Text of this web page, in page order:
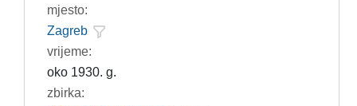
mjesto:
Zagreb
vrijeme:
oko 1930. g.
zbirka: